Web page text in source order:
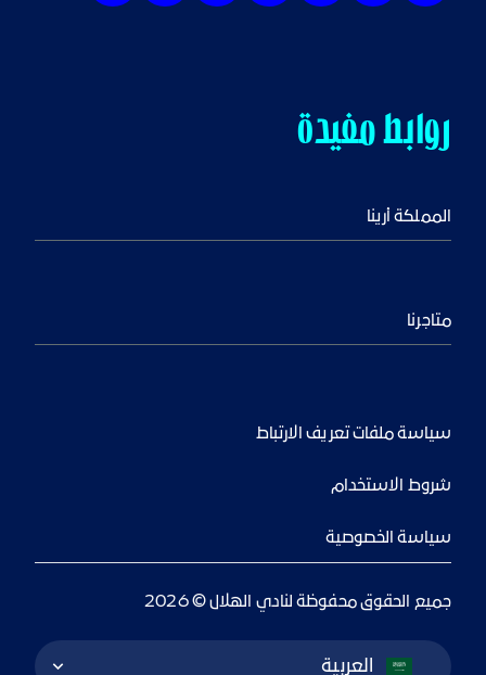
روابط مفيدة
المملكة أرينا
متاجرنا
سياسة ملفات تعريف الارتباط
شروط الاستخدام
سياسة الخصوصية
جميع الحقوق محفوظة لنادي الهلال © 2026
Language Switcher
العربية